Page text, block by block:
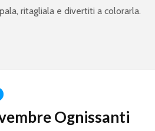
ritagliala e divertiti a colorarla.
Ognissanti